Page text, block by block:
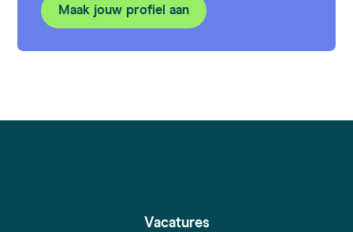
Maak jouw profiel aan
Vacatures